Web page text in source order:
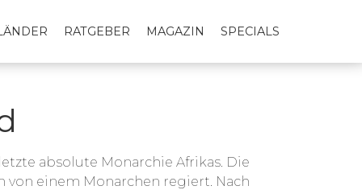
RATGEBER MAGAZIN SPECIALS
absolute Monarchie Afrikas. Die
einem Monarchen regiert. Nach